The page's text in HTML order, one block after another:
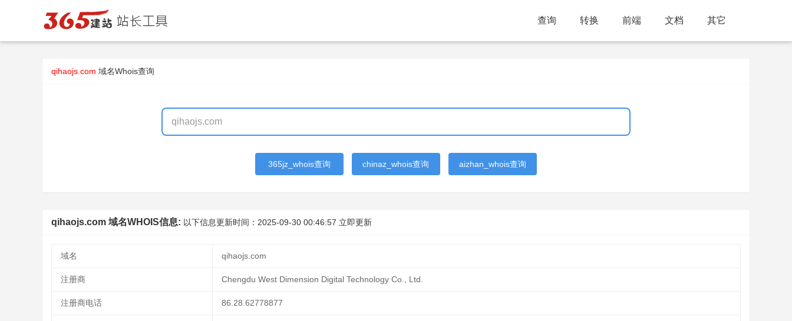
查询 转换 前端 文档 其它
qihaojs.com 域名Whois查询
365jz_whois查询 chinaz_whois查询 aizhan_whois查询
qihaojs.com 域名WHOIS信息: 以下信息更新时间： 2025-09-30 00:46:57 立即更新
域名 qihaojs.com
注册商 Chengdu West Dimension Digital Technology Co., Ltd.
注册商电话 86.28.62778877